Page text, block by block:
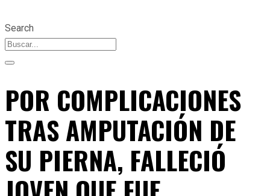
Search
POR COMPLICACIONES
TRAS AMPUTACIÓN DE
SU PIERNA, FALLECIÓ